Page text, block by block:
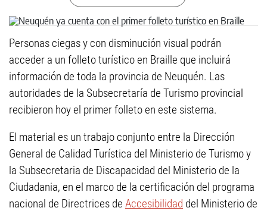
Personas ciegas y con disminución visual podrán
acceder a un folleto turístico en Braille que incluirá
información de toda la provincia de Neuquén. Las
autoridades de la Subsecretaría de Turismo provincial
recibieron hoy el primer folleto en este sistema.
El material es un trabajo conjunto entre la Dirección
General de Calidad Turística del Ministerio de Turismo y
la Subsecretaria de Discapacidad del Ministerio de la
Ciudadania, en el marco de la certificación del programa
nacional de Directrices de Accesibilidad del Ministerio de